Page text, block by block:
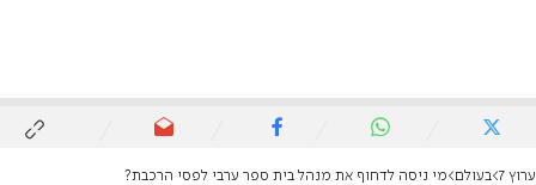
ערוץ 7 בעולם מי ניסה לדחוף את מנהל בית ספר ערבי לפסי הרכבת?